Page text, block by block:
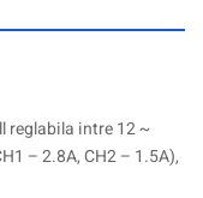
reglabila intre 12 ~
– 2.8A, CH2 – 1.5A),